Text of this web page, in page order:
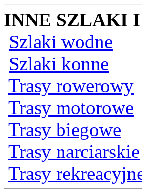
INNE SZLAKI
Szlaki wodne
Szlaki konne
Trasy rowerowy
Trasy motorowe
Trasy biegowe
Trasy narciarskie
Trasy